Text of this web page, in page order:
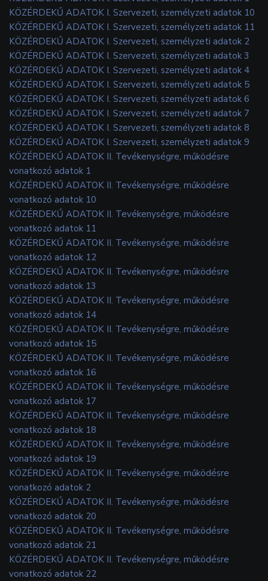
KÖZÉRDEKŰ ADATOK I. Szervezeti, személyzeti adatok 10
KÖZÉRDEKŰ ADATOK I. Szervezeti, személyzeti adatok 11
KÖZÉRDEKŰ ADATOK I. Szervezeti, személyzeti adatok 2
KÖZÉRDEKŰ ADATOK I. Szervezeti, személyzeti adatok 3
KÖZÉRDEKŰ ADATOK I. Szervezeti, személyzeti adatok 4
KÖZÉRDEKŰ ADATOK I. Szervezeti, személyzeti adatok 5
KÖZÉRDEKŰ ADATOK I. Szervezeti, személyzeti adatok 6
KÖZÉRDEKŰ ADATOK I. Szervezeti, személyzeti adatok 7
KÖZÉRDEKŰ ADATOK I. Szervezeti, személyzeti adatok 8
KÖZÉRDEKŰ ADATOK I. Szervezeti, személyzeti adatok 9
KÖZÉRDEKŰ ADATOK II. Tevékenységre, működésre
vonatkozó adatok 1
KÖZÉRDEKŰ ADATOK II. Tevékenységre, működésre
vonatkozó adatok 10
KÖZÉRDEKŰ ADATOK II. Tevékenységre, működésre
vonatkozó adatok 11
KÖZÉRDEKŰ ADATOK II. Tevékenységre, működésre
vonatkozó adatok 12
KÖZÉRDEKŰ ADATOK II. Tevékenységre, működésre
vonatkozó adatok 13
KÖZÉRDEKŰ ADATOK II. Tevékenységre, működésre
vonatkozó adatok 14
KÖZÉRDEKŰ ADATOK II. Tevékenységre, működésre
vonatkozó adatok 15
KÖZÉRDEKŰ ADATOK II. Tevékenységre, működésre
vonatkozó adatok 16
KÖZÉRDEKŰ ADATOK II. Tevékenységre, működésre
vonatkozó adatok 17
KÖZÉRDEKŰ ADATOK II. Tevékenységre, működésre
vonatkozó adatok 18
KÖZÉRDEKŰ ADATOK II. Tevékenységre, működésre
vonatkozó adatok 19
KÖZÉRDEKŰ ADATOK II. Tevékenységre, működésre
vonatkozó adatok 2
KÖZÉRDEKŰ ADATOK II. Tevékenységre, működésre
vonatkozó adatok 20
KÖZÉRDEKŰ ADATOK II. Tevékenységre, működésre
vonatkozó adatok 21
KÖZÉRDEKŰ ADATOK II. Tevékenységre, működésre
vonatkozó adatok 22